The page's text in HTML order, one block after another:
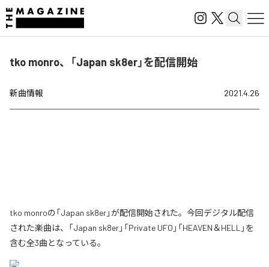
tko monro、「Japan sk8er」を配信開始
新曲情報 2021.4.26
tko monroの「Japan sk8er」が配信開始された。今回デジタル配信
された楽曲は、「Japan sk8er」「Private UFO」「HEAVEN＆HELL」を
含む全3曲となっている。